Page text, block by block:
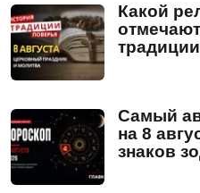
Какой
Самый
на 8
знаков